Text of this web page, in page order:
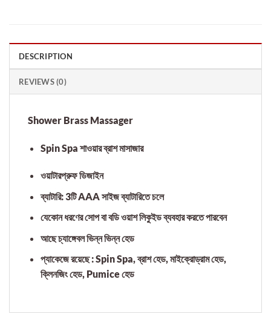
DESCRIPTION
REVIEWS (0)
Shower Brass Massager
Spin Spa শাওয়ার ব্রাশ মাসাজার
ওয়াটারপ্রুফ ডিজাইন
ব্যাটারি: 3টি AAA সাইজ ব্যাটারিতে চলে
যেকোন ধরণের সোপ বা বডি ওয়াশ লিকুইড ব্যবহার করতে পারবেন
আছে চ্যাঙ্গেবল ভিন্ন ভিন্ন হেড
প্যাকেজে রয়েছে : Spin Spa, ব্রাশ হেড, মাইক্রোড্রাম হেড,
ক্লিনজিং হেড, Pumice হেড